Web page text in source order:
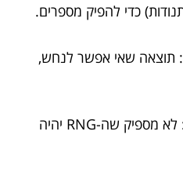
כדי להפיק מספרים.
תוצאה שאי אפשר לנחש,
ועכשיו מגיע החלק המעניין: לא מספיק שה-RNG יהיה